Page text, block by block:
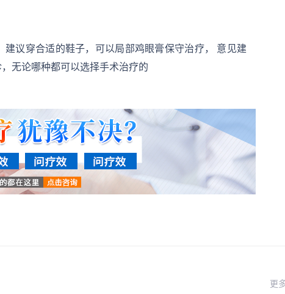
议穿合适的鞋子，可以局部鸡眼膏保守治疗， 意见建
无论哪种都可以选择手术治疗的
更